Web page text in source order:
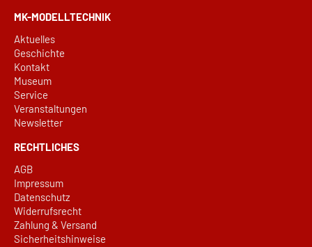
MK-MODELLTECHNIK
Aktuelles
Geschichte
Kontakt
Museum
Service
Veranstaltungen
Newsletter
RECHTLICHES
AGB
Impressum
Datenschutz
Widerrufsrecht
Zahlung & Versand
Sicherheitshinweise